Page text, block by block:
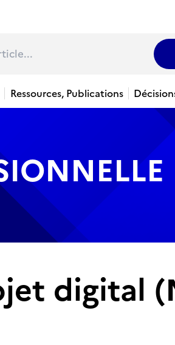
Ressources, Publications
digital